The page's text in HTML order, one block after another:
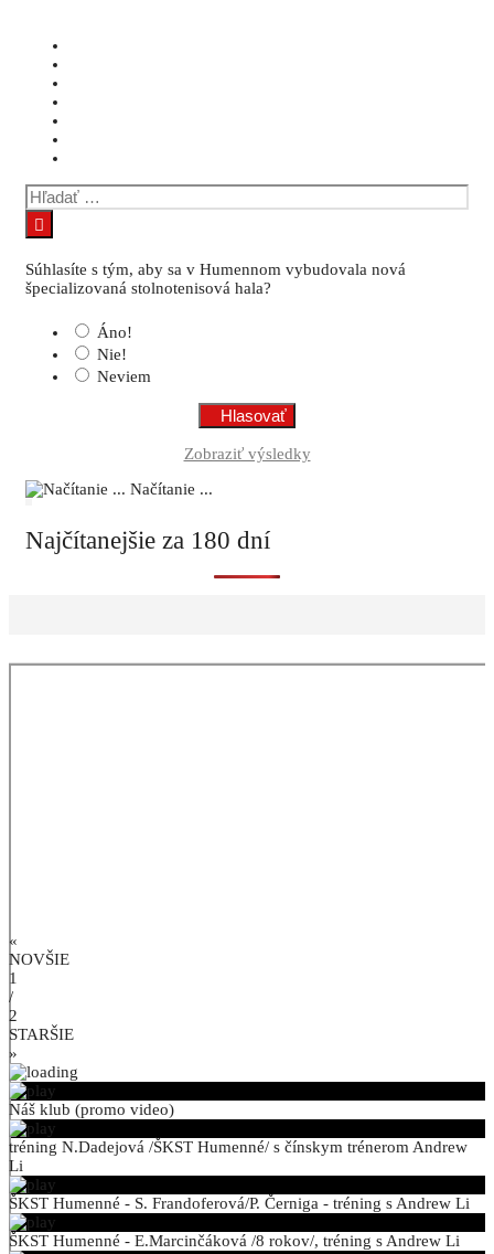
Hľadať:
Súhlasíte s tým, aby sa v Humennom vybudovala nová
špecializovaná stolnotenisová hala?
Áno!
Nie!
Neviem
Zobraziť výsledky
Načítanie ...
Najčítanejšie za 180 dní
«
NOVŠIE
1
/
2
STARŠIE
»
Náš klub (promo video)
tréning N.Dadejová /ŠKST Humenné/ s čínskym trénerom Andrew
Li
ŠKST Humenné - S. Frandoferová/P. Černiga - tréning s Andrew Li
ŠKST Humenné - E.Marcinčáková /8 rokov/, tréning s Andrew Li